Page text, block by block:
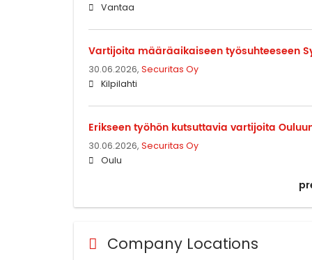
Vantaa
Vartijoita määräaikaiseen työsuhteeseen
30.06.2026, Securitas Oy
Kilpilahti
Erikseen työhön kutsuttavia vartijoita
30.06.2026, Securitas Oy
Oulu
Company Locations